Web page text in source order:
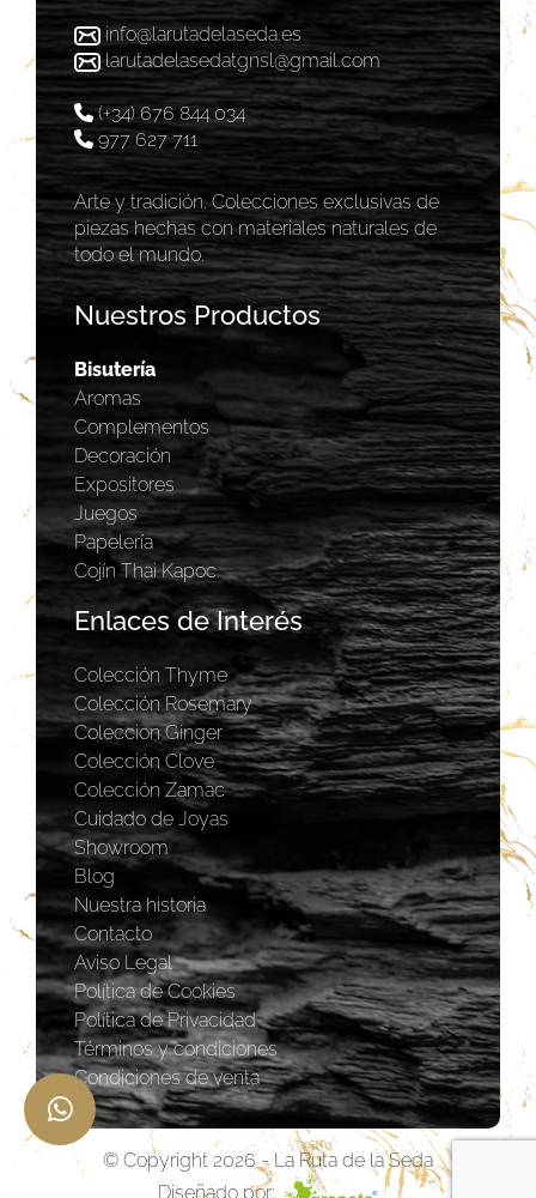
info@larutadelaseda.es
larutadelasedatgnsl@gmail.com
(+34) 676 844 034
977 627 711
Arte y tradición. Colecciones exclusivas de
piezas hechas con materiales naturales de
todo el mundo.
Nuestros Productos
Bisutería
Aromas
Complementos
Decoración
Expositores
Juegos
Papelería
Cojín Thai Kapoc
Enlaces de Interés
Colección Thyme
Colección Rosemary
Coleccion Ginger
Colección Clove
Colección Zamac
Cuidado de Joyas
Showroom
Blog
Nuestra historia
Contacto
Aviso Legal
Política de Cookies
Política de Privacidad
Términos y condiciones
Condiciones de venta
© Copyright 2026 - La Ruta de la Seda
Diseñado por: